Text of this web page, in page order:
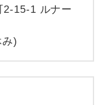
2-15-1 ルナー
)